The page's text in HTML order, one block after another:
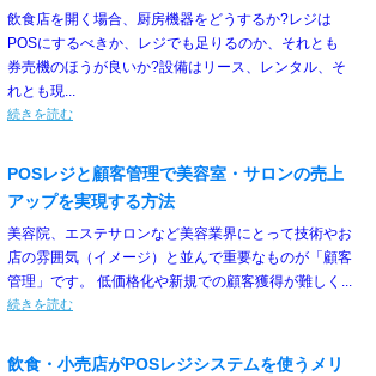
飲食店を開く場合、厨房機器をどうするか?レジは
POSにするべきか、レジでも足りるのか、それとも
券売機のほうが良いか?設備はリース、レンタル、そ
れとも現...
続きを読む
POSレジと顧客管理で美容室・サロンの売上
アップを実現する方法
美容院、エステサロンなど美容業界にとって技術やお
店の雰囲気（イメージ）と並んで重要なものが「顧客
管理」です。 低価格化や新規での顧客獲得が難しく...
続きを読む
飲食・小売店がPOSレジシステムを使うメリ